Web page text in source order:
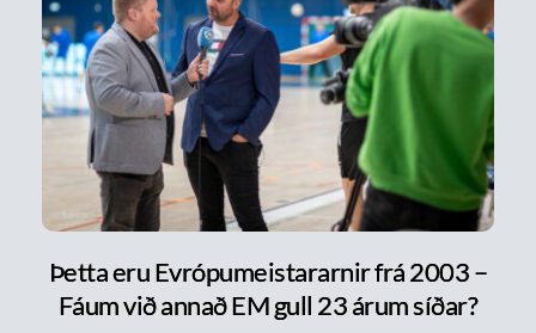
Þetta eru Evrópumeistararnir frá 2003 –
Fáum við annað EM gull 23 árum síðar?